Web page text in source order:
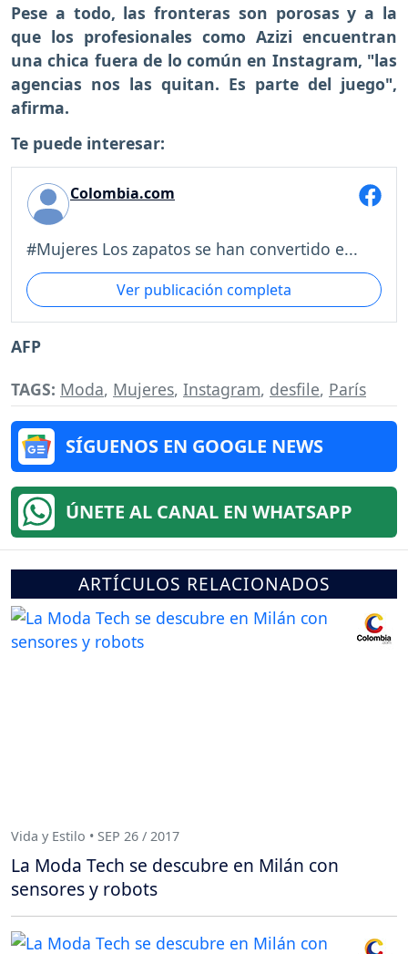
Pese a todo, las fronteras son porosas y a la
que los profesionales como Azizi encuentran
una chica fuera de lo común en Instagram, "las
agencias nos las quitan. Es parte del juego",
afirma.
Te puede interesar:
Colombia.com
#Mujeres Los zapatos se han convertido e...
Ver publicación completa
AFP
TAGS: Moda, Mujeres, Instagram, desfile, París
SÍGUENOS EN GOOGLE NEWS
ÚNETE AL CANAL EN WHATSAPP
ARTÍCULOS RELACIONADOS
Vida y Estilo • SEP 26 / 2017
La Moda Tech se descubre en Milán con
sensores y robots